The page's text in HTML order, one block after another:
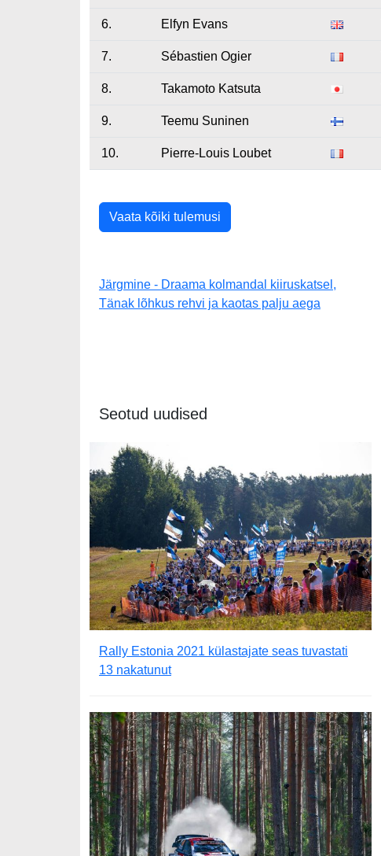
6. Elfyn Evans
7. Sébastien Ogier
8. Takamoto Katsuta
9. Teemu Suninen
10. Pierre-Louis Loubet
Vaata kõiki tulemusi
Järgmine - Draama kolmandal kiiruskatsel,
Tänak lõhkus rehvi ja kaotas palju aega
Seotud uudised
Rally Estonia 2021 külastajate seas tuvastati
13 nakatunut